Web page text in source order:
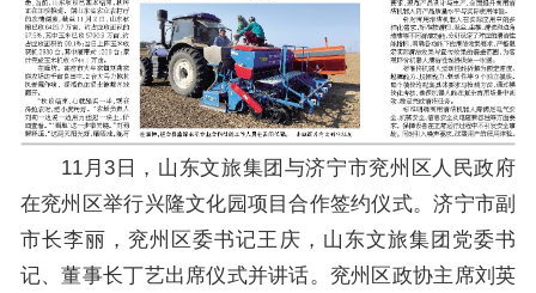
11月3日，山东文旅集团与济宁市兖州区人民政府
在兖州区举行兴隆文化园项目合作签约仪式。济宁市副
市长李丽，兖州区委书记王庆，山东文旅集团党委书
记、董事长丁艺出席仪式并讲话。兖州区政协主席刘英